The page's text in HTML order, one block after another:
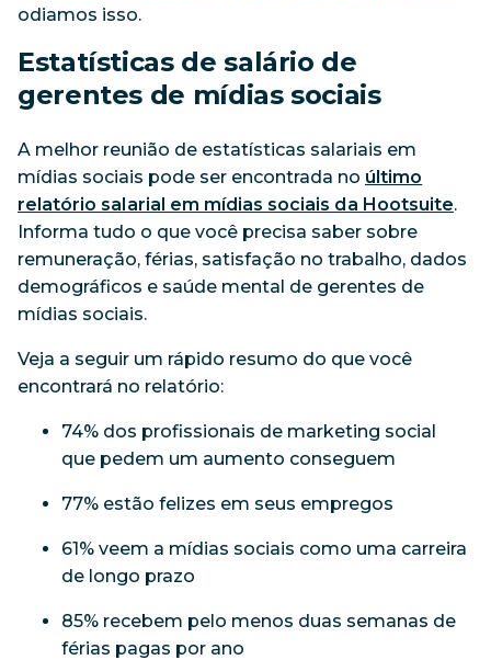
odiamos isso.
Estatísticas de salário de
gerentes de mídias sociais
A melhor reunião de estatísticas salariais em
mídias sociais pode ser encontrada no último
relatório salarial em mídias sociais da Hootsuite.
Informa tudo o que você precisa saber sobre
remuneração, férias, satisfação no trabalho, dados
demográficos e saúde mental de gerentes de
mídias sociais.
Veja a seguir um rápido resumo do que você
encontrará no relatório:
74% dos profissionais de marketing social
que pedem um aumento conseguem
77% estão felizes em seus empregos
61% veem a mídias sociais como uma carreira
de longo prazo
85% recebem pelo menos duas semanas de
férias pagas por ano